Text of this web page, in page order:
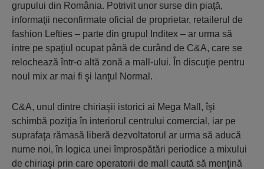
grupului din România. Potrivit unor surse din piaţă,
informaţii neconfirmate oficial de proprietar, retailerul de
fashion Lefties – parte din grupul Inditex – ar urma să
intre pe spaţiul ocupat până de curând de C&A, care se
relochează într-o altă zonă a mall-ului. În discuţie pentru
noul mix ar mai fi şi lanţul Normal.
C&A, unul dintre chiriaşii istorici ai Mega Mall, îşi
schimbă poziţia în interiorul centrului comercial, iar pe
suprafaţa rămasă liberă dezvoltatorul ar urma să aducă
nume noi, în logica unei împrospătări periodice a mixului
de chiriaşi prin care operatorii de mall caută să menţină